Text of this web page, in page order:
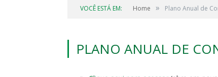
VOCÊ ESTÁ EM: Home » Plano Anual de
PLANO ANUAL DE